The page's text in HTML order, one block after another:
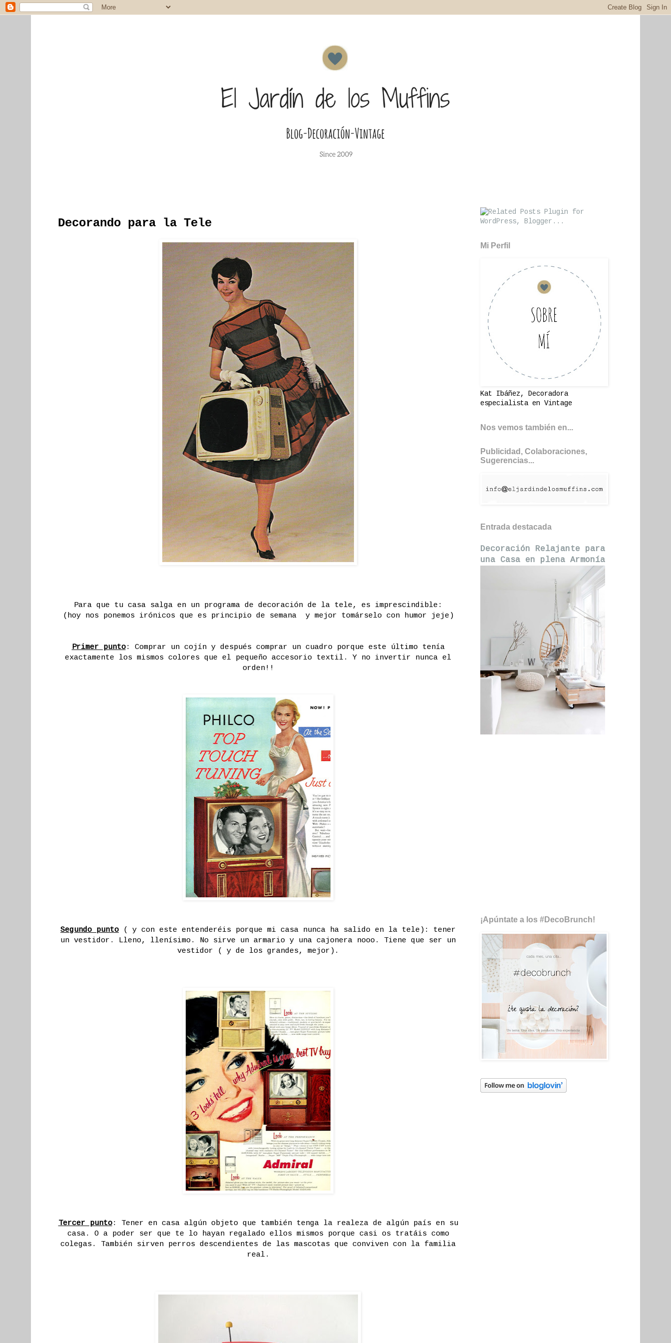
Decorando para la Tele
Para que tu casa salga en un programa de decoración de la tele, es imprescindible:
(hoy nos ponemos irónicos que es principio de semana y mejor tomárselo con humor jeje)
Primer punto: Comprar un cojín y después comprar un cuadro porque este último tenía
exactamente los mismos colores que el pequeño accesorio textil. Y no invertir nunca el
orden!!
Segundo punto ( y con este entenderéis porque mi casa nunca ha salido en la tele): tener
un vestidor. Lleno, llenísimo. No sirve un armario y una cajonera nooo. Tiene que ser un
vestidor ( y de los grandes, mejor).
Tercer punto: Tener en casa algún objeto que también tenga la realeza de algún país en su
casa. O a poder ser que te lo hayan regalado ellos mismos porque casi os tratáis como
colegas. También sirven perros descendientes de las mascotas que conviven con la familia
real.
Mi Perfil
Kat Ibáñez, Decoradora
especialista en Vintage
Nos vemos también en...
Publicidad, Colaboraciones,
Sugerencias...
Entrada destacada
Decoración Relajante para
una Casa en plena Armonía
¡Apúntate a los #DecoBrunch!